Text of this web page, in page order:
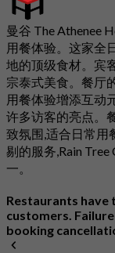
曼谷 The Athenee
用餐体验。这家全
地的顶级食材。宾
宗泰式美食。餐厅
用餐体验增添互动
许多访客的亮点。
致氛围,适合日常用
剔的服务,Rain
一。
Restaurants
customers.
booking